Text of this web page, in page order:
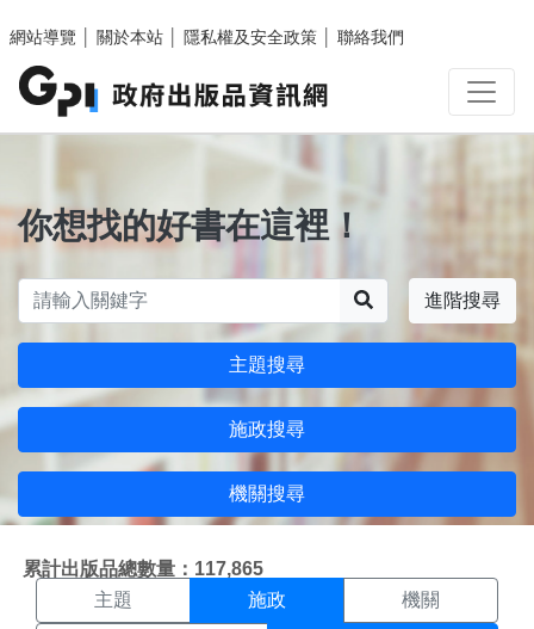
網站導覽
關於本站 隱私權及安全政策 聯絡我們
你想找的好書在這裡！
進階搜尋
主題搜尋
施政搜尋
機關搜尋
累計出版品總數量：117,865
施政搜尋結果頁面
主題 施政 機關